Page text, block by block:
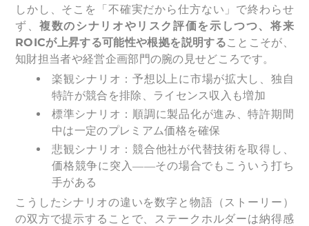
しかし、そこを「不確実だから仕方ない」で終わらせ
ず、複数のシナリオやリスク評価を示しつつ、将来
ROICが上昇する可能性や根拠を説明することこそが、
知財担当者や経営企画部門の腕の見せどころです。
楽観シナリオ：予想以上に市場が拡大し、独自
特許が競合を排除、ライセンス収入も増加
標準シナリオ：順調に製品化が進み、特許期間
中は一定のプレミアム価格を確保
悲観シナリオ：競合他社が代替技術を取得し、
価格競争に突入――その場合でもこういう打ち
手がある
こうしたシナリオの違いを数字と物語（ストーリー）
の双方で提示することで、ステークホルダーは納得感